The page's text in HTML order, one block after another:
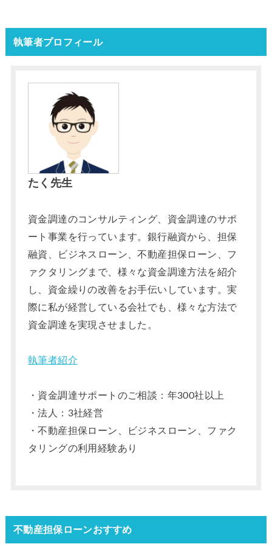
執筆者プロフィール
たく先生
資金調達のコンサルティング、資金調達のサポ
ート事業を行っています。銀行融資から、担保
融資、ビジネスローン、不動産担保ローン、フ
ァクタリングまで、様々な資金調達方法を紹介
し、資金繰りの改善をお手伝いしています。実
際に私が経営している会社でも、様々な方法で
資金調達を実現させました。
執筆者紹介
・資金調達サポートのご相談：年300社以上
・法人：3社経営
・不動産担保ローン、ビジネスローン、ファク
タリングの利用経験あり
不動産担保ローンおすすめ